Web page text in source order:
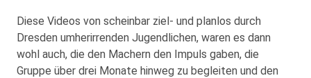
Diese Videos von scheinbar ziel- und planlos durch
Dresden umherirrenden Jugendlichen, waren es dann
wohl auch, die den Machern den Impuls gaben, die
Gruppe über drei Monate hinweg zu begleiten und den